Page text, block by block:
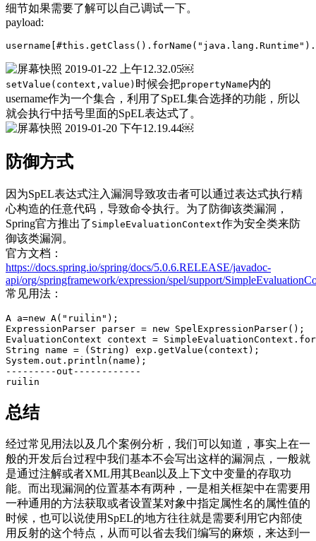
细节如果需要了解可以自己调试一下。
payload:
￼
setValue(context,value) 时候会把propertyName内的
username作为一个集合，利用了SpEL集合选择的功能，所以
就会执行中括号里面的SpEL表达式了。
￼
防御方式
因为SpEL表达式注入漏洞导致攻击者可以通过表达式执行精
心构造的任意代码，导致命令执行。为了防御该类漏洞，
Spring官方推出了 SimpleEvaluationContext作为安全类来防
御该类漏洞。
官方文档：
https://docs.spring.io/spring/docs/5.0.6.RELEASE/javadoc-
api/org/springframework/expression/spel/support/
常见用法：
A a=new A("ruilin");
ExpressionParser parser = new SpelExpressionParser();
EvaluationContext context =
String name = (String) exp.getValue(context);
System.out.println(name);
---------out------------
ruilin
总结
经过常见用法以及几个案例分析，我们可以知道，事实上在一
般的开发后台过程中我们基本不会写出这样的漏洞点，一般就
是通过注解或者XML用其Bean以及上下文中变量的存取功
能。而出现漏洞的位置基本有两种，一是相关框架中在需要用
一种通用的方法获取或者设置某对象中指定属性名的属性值的
时候，也可以说使用SpEL的地方往往就是需要利用它内部使
用反射的这个特点，从而可以省去我们编写的麻烦，来达到一